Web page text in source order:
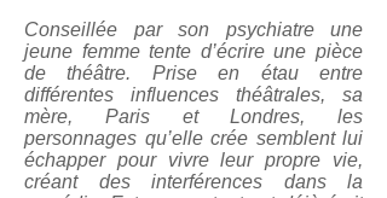
Conseillée par son psychiatre une
jeune femme tente d’écrire une pièce
de théâtre. Prise en étau entre
différentes influences théâtrales, sa
mère, Paris et Londres, les
personnages qu’elle crée semblent lui
échapper pour vivre leur propre vie,
créant des interférences dans la